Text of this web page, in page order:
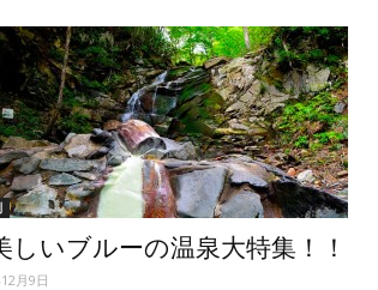
しいブルーの温泉大特集！！
月9日